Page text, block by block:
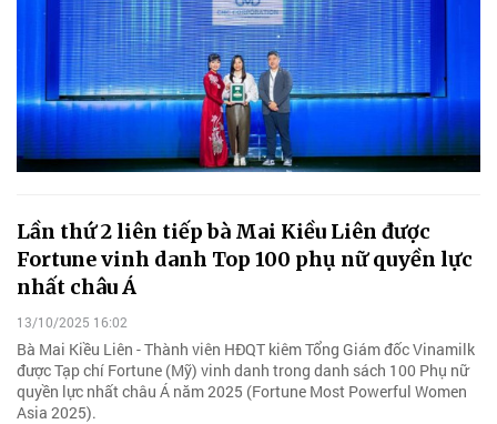
Lần thứ 2 liên tiếp bà Mai Kiều Liên được
Fortune vinh danh Top 100 phụ nữ quyền lực
nhất châu Á
13/10/2025 16:02
Bà Mai Kiều Liên - Thành viên HĐQT kiêm Tổng Giám đốc Vinamilk
được Tạp chí Fortune (Mỹ) vinh danh trong danh sách 100 Phụ nữ
quyền lực nhất châu Á năm 2025 (Fortune Most Powerful Women
Asia 2025).